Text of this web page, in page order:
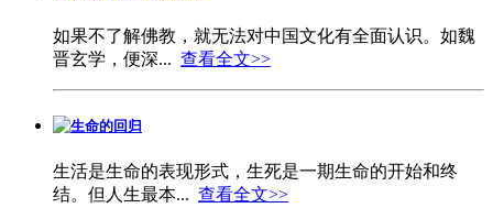
如果不了解佛教，就无法对中国文化有全面认识。如魏
晋玄学，便深... 查看全文>>
生命的回归
生活是生命的表现形式，生死是一期生命的开始和终
结。但人生最本... 查看全文>>